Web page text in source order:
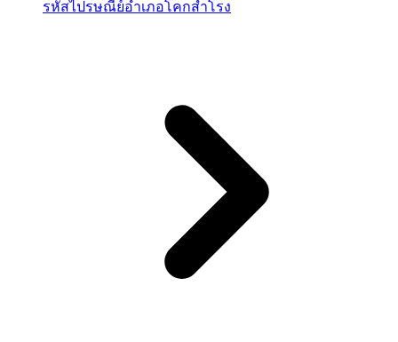
รหัสไปรษณีย์อำเภอโคกสำโรง